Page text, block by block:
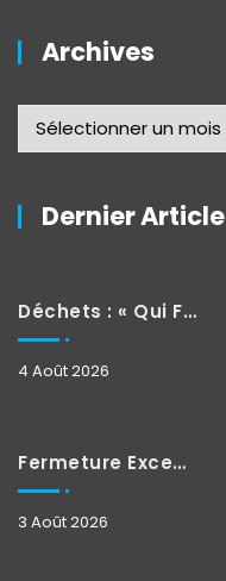
Archives
Dernier Article
Déchets : « Qui Fait Quoi »
4 Août 2026
Fermeture Exceptionnelle
3 Août 2026